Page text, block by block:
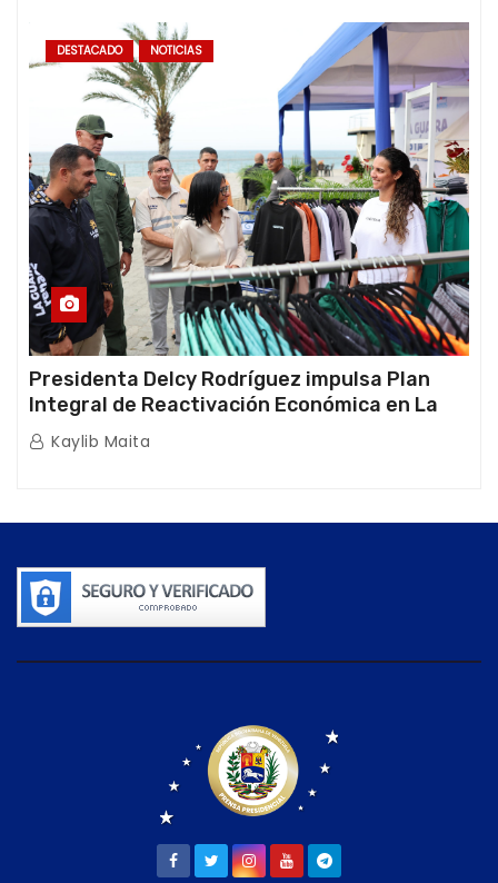
DESTACADO NOTICIAS
Presidenta Delcy Rodríguez impulsa Plan
Integral de Reactivación Económica en La
Guaira
Kaylib Maita